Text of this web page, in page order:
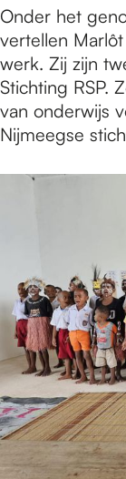
Onder het
vertellen
werk. Zij zijn
Stichting RSP.
van onderwijs
Nijmeegse